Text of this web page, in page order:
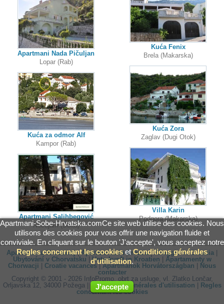
Apartmani Nada Pičuljan
Lopar (Rab)
Kuća za odmor Alf
Kampor (Rab)
Apartmani Salihbegović
Nečujam (Šolta)
Kuća Fenix
Brela (Makarska)
Kuća Zora
Zaglav (Dugi Otok)
Villa Karin
Podgora (Makarska)
Apartmani u Hrvatskoj|Apartments in Croatia|Alloggio in Croazia |
Ubytování v Chorvatsku|Unterkunft in Kroatien | Apartamenty w
Chorwacji | Croatie vacances|Apartmanok Horvátországban | Nous
contacter
Copyright © 2001 - 2026 InfoPromo, obrt za usluge, vl. Zlatko Lončar,
Orljavska 12, 34000 Požega | Conditions générales d'utilisation | Regles
concernant les cookies
Apartmani-Sobe-Hrvatska.comCe site web utilise des cookies. Nous
utilisons des cookies pour vous offrir une navigation fluide et
conviviale. En cliquant sur le bouton 'J'accepte', vous acceptez notre
Regles concernant les cookiesetConditions générales
d'utilisation.
J'accepte